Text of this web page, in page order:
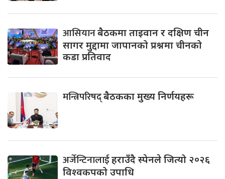
आसियानबैठकमा ताइवान र दक्षिण चीन
सागर मुद्दामा जापानको प्रश्नमा चीनको
कडा प्रतिवाद
मन्त्रिपरिषद्बैठकका मुख्य निर्णयहरू
अर्जेन्टिनालाईहराउँदै स्पेनले जित्यो २०२६
विश्वकपको उपाधि